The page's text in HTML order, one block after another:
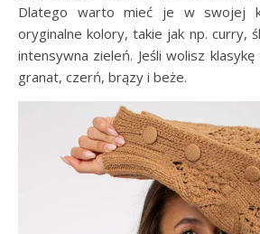
Dlatego warto mieć je w swojej
oryginalne kolory, takie jak np. curry,
intensywna zieleń. Jeśli wolisz
granat, czerń, brązy i beże.